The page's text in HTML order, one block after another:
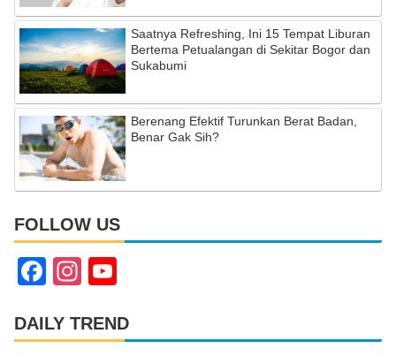
Saatnya Refreshing, Ini 15 Tempat Liburan
Bertema Petualangan di Sekitar Bogor dan
Sukabumi
Berenang Efektif Turunkan Berat Badan,
Benar Gak Sih?
FOLLOW US
F
c
In
a
u
DAILY TREND